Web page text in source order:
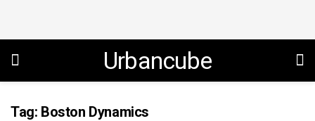
Urbancube
Tag: Boston Dynamics